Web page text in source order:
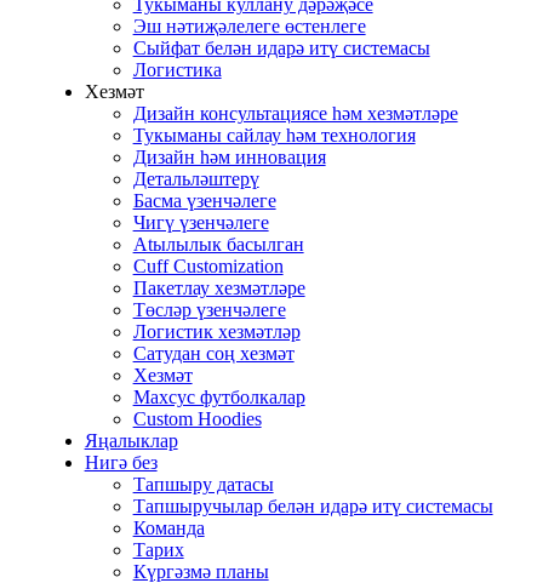
Тукыманы куллану дәрәҗәсе
Эш нәтиҗәлелеге өстенлеге
Сыйфат белән идарә итү системасы
Логистика
Хезмәт
Дизайн консультациясе һәм хезмәтләре
Тукыманы сайлау һәм технология
Дизайн һәм инновация
Детальләштерү
Басма үзенчәлеге
Чигү үзенчәлеге
Atылылык басылган
Cuff Customization
Пакетлау хезмәтләре
Төсләр үзенчәлеге
Логистик хезмәтләр
Сатудан соң хезмәт
Хезмәт
Махсус футболкалар
Custom Hoodies
Яңалыклар
Нигә без
Тапшыру датасы
Тапшыручылар белән идарә итү системасы
Команда
Тарих
Күргәзмә планы